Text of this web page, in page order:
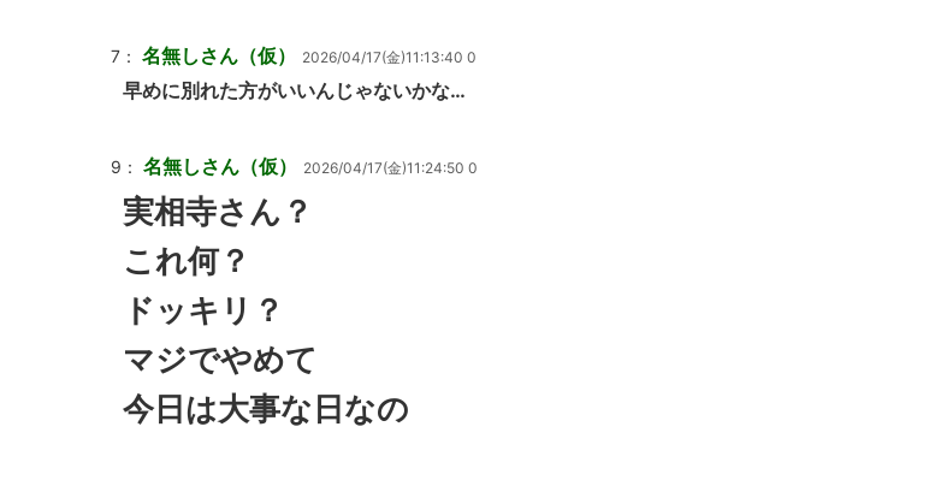
7： 名無しさん（仮） 2026/04/17(金)11:13:40 0
早めに別れた方がいいんじゃないかな…
9： 名無しさん（仮） 2026/04/17(金)11:24:50 0
実相寺さん？
これ何？
ドッキリ？
マジでやめて
今日は大事な日なの